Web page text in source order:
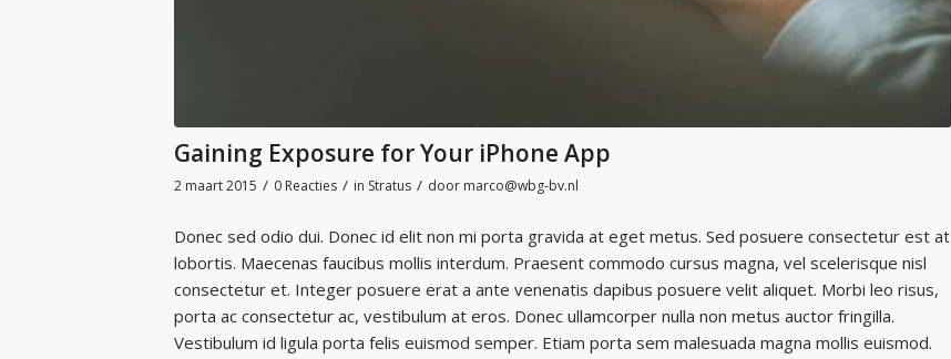
Gaining Exposure for Your iPhone App
2 maart 2015 / 0 Reacties / in Stratus / door marco@wbg-bv.nl
Donec sed odio dui. Donec id elit non mi porta gravida at eget metus. Sed posuere consectetur est at
lobortis. Maecenas faucibus mollis interdum. Praesent commodo cursus magna, vel scelerisque nisl
consectetur et. Integer posuere erat a ante venenatis dapibus posuere velit aliquet. Morbi leo risus,
porta ac consectetur ac, vestibulum at eros. Donec ullamcorper nulla non metus auctor fringilla.
Vestibulum id ligula porta felis euismod semper. Etiam porta sem malesuada magna mollis euismod.